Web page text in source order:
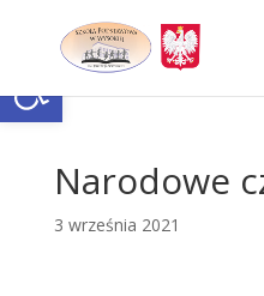
contentOtwórz pasek narzędzi
Narodowe
3 września 2021